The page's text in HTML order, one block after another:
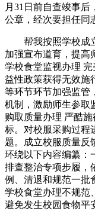
月31日前自查竣事
公章，经次要担任同
帮我按照学校成立
加强宣布道育，提高
学校食堂监视办理
益性政策获得无效施
等环节环节加强监管
机制，激励师生参取
购取质量办理 严酷
标。对校服采购过程
题。成立校服质量反
环绕以下内容编纂：
排查整治专项步履，
例、清退和规范一批
学校食堂办理不规范
避免发生校园食物平